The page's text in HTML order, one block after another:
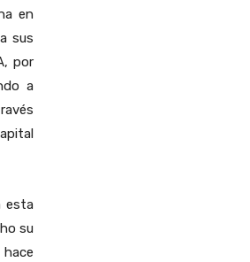
en
sus
por
a
esta
su